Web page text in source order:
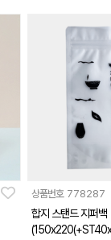
상품번호 778287
합지 스탠드 지퍼백